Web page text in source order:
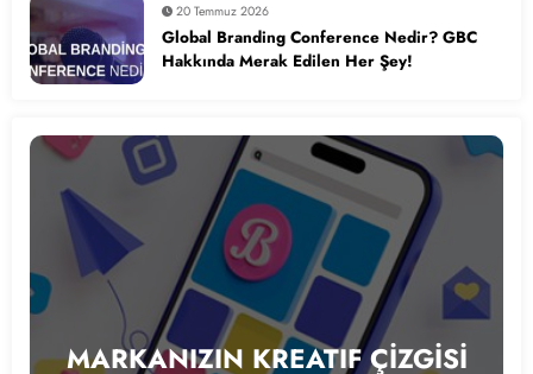
20 Temmuz 2026
Global Branding Conference Nedir? GBC
Hakkında Merak Edilen Her Şey!
MARKANIZIN KREATIF ÇİZGİSİ